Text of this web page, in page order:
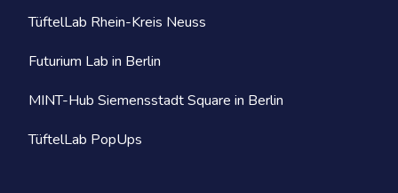
TüftelLab Rhein-Kreis Neuss
Futurium Lab in Berlin
MINT-Hub Siemensstadt Square in Berlin
TüftelLab PopUps